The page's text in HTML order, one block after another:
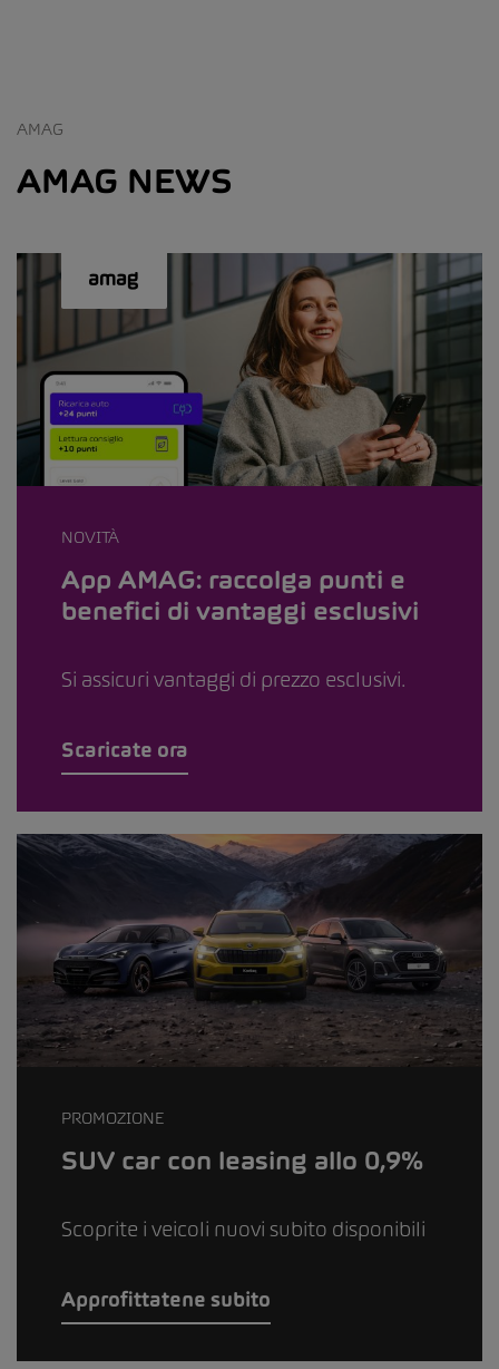
AMAG
AMAG NEWS
NOVITÀ
App AMAG: raccolga punti e
benefici di vantaggi esclusivi
Si assicuri vantaggi di prezzo esclusivi.
Scaricate ora
PROMOZIONE
SUV car con leasing allo 0,9%
Scoprite i veicoli nuovi subito disponibili
Approfittatene subito